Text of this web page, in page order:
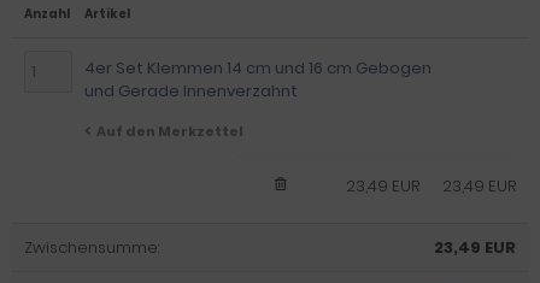
Anzahl Artikel
4er Set Klemmen 14 cm und 16 cm Gebogen
und Gerade Innenverzahnt
Auf den Merkzettel
23,49 EUR
23,49 EUR
Zwischensumme: 23,49 EUR